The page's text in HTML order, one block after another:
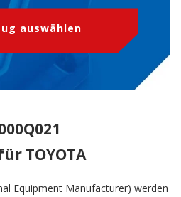
auswählen
TOYOTA
Equipment Manufacturer) werden